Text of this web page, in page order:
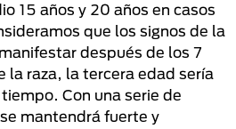
15 años y 20 años en casos
que los signos de la
después de los 7
la raza, la tercera edad sería
Con una serie de
mantendrá fuerte y